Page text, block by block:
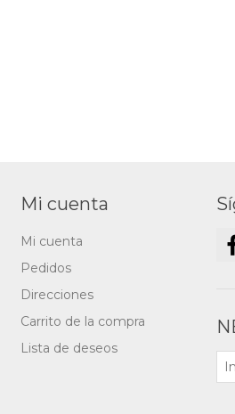
Mi cuenta
Mi cuenta
Pedidos
Direcciones
Carrito de la compra
Lista de deseos